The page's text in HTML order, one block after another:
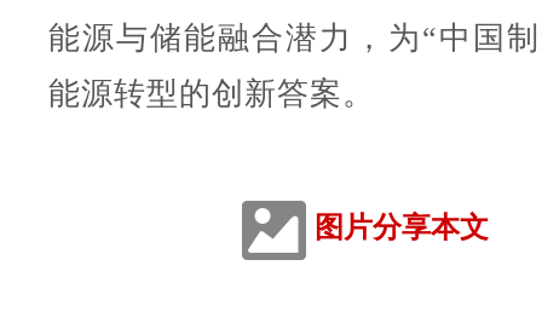
能源与储能融合潜力，为“中国
能源转型的创新答案。
图片分享本文